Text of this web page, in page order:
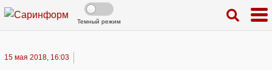
Темный режим
15 мая 2018, 16:03